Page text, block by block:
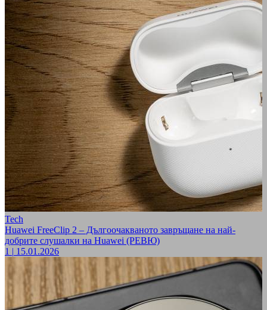
Tech
Huawei FreeClip 2 – Дългоочакваното завръщане на най-
добрите слушалки на Huawei (РЕВЮ)
1 | 15.01.2026